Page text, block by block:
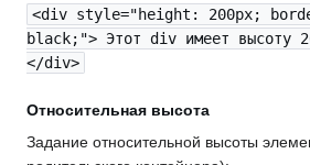
<div style="height: 200px;
black;"> Этот div имеет высоту
</div>
Относительная высота
Задание относительной высоты